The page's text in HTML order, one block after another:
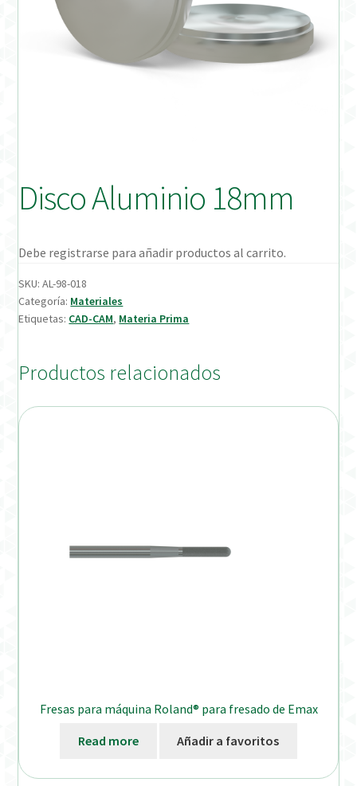
Distribuidores
Finalizar Pedido
Instructions for Use (ENG)
Productos Favoritos
Disco Aluminio 18mm
Debe registrarse para añadir productos al carrito.
SKU:AL-98-018
Categoría: Materiales
Etiquetas: CAD-CAM, Materia Prima
Productos relacionados
Fresas para máquina Roland® para fresado de Emax
Read more Añadir a favoritos